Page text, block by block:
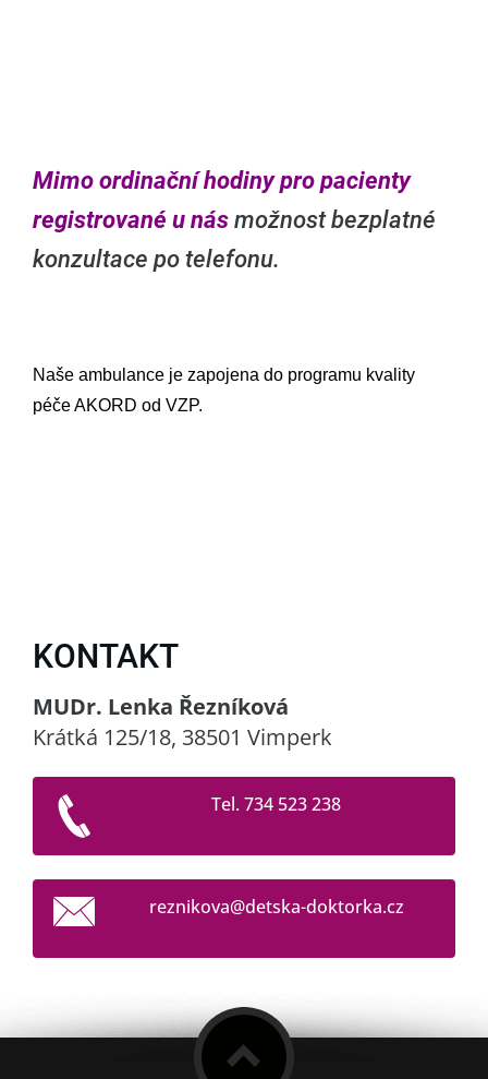
Mimo ordinační hodiny pro pacienty
registrované u nás možnost bezplatné
konzultace po telefonu.
Naše ambulance je zapojena do programu kvality
péče AKORD od VZP.
KONTAKT
MUDr. Lenka Řezníková
Krátká 125/18, 38501 Vimperk
Tel. 734 523 238
reznikova@detska-doktorka.cz